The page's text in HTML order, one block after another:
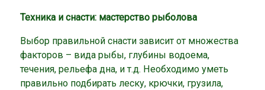
Техника и снасти: мастерство рыболова
Выбор правильной снасти зависит от множества
факторов – вида рыбы, глубины водоема,
течения, рельефа дна, и т.д. Необходимо уметь
правильно подбирать леску, крючки, грузила,